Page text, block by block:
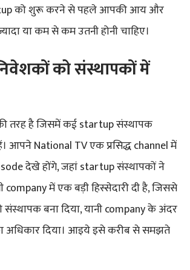
को शुरू करने से पहले आपकी आय और
या कम से कम उतनी होनी चाहिए।
को संस्थापकों में
तरह है जिसमें कई startup संस्थापक
आपने National TV एक प्रसिद्ध channel में
देखे होंगे, जहां startup संस्थापकों ने
में एक बड़ी हिस्सेदारी दी है, जिससे
बना दिया, यानी company के अंदर
दिया। आइये इसे करीब से समझते